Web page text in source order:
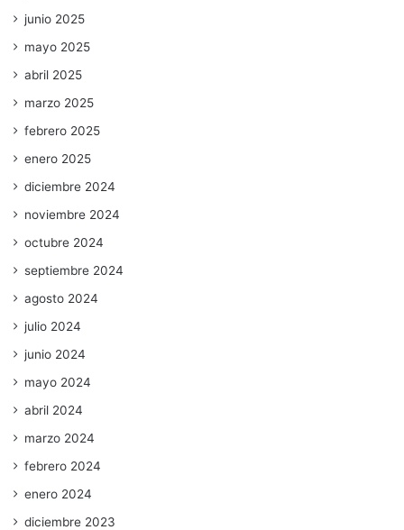
junio 2025
mayo 2025
abril 2025
marzo 2025
febrero 2025
enero 2025
diciembre 2024
noviembre 2024
octubre 2024
septiembre 2024
agosto 2024
julio 2024
junio 2024
mayo 2024
abril 2024
marzo 2024
febrero 2024
enero 2024
diciembre 2023